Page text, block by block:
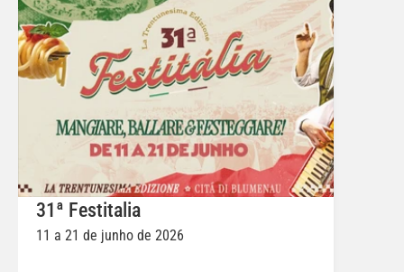
31ª Festitalia
11 a 21 de junho de 2026